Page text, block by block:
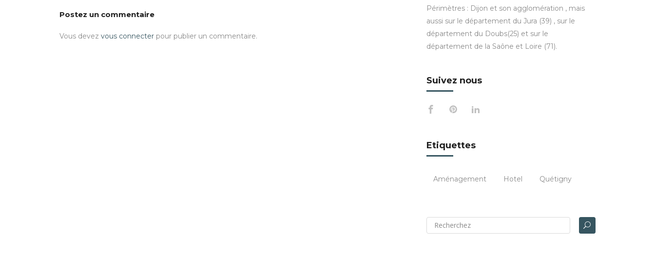
Postez un commentaire
Vous devez vous connecter pour publier un commentaire.
Périmètres : Dijon et son agglomération , mais
aussi sur le département du Jura (39) , sur le
département du Doubs(25) et sur le
département de la Saône et Loire (71).
Suivez nous
Etiquettes
Aménagement Hotel Quétigny